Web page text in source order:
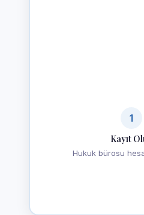
1
Kayıt
Hukuk bürosu